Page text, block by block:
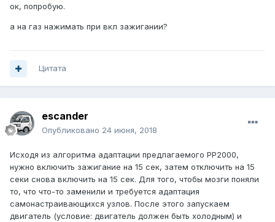
ок, попробую.
а на газ нажимать при вкл зажигании?
Цитата
escander
Опубликовано 24 июня, 2018
Исходя из алгоритма адаптации предлагаемого РР2000,
нужно включить зажигание на 15 сек, затем отключить на 15
секи снова включить на 15 сек. Для того, чтобы мозги поняли
то, что что-то заменили и требуется адаптация
самонастраивающихся узлов. После этого запускаем
двигатель (условие: двигатель должен быть холодным) и